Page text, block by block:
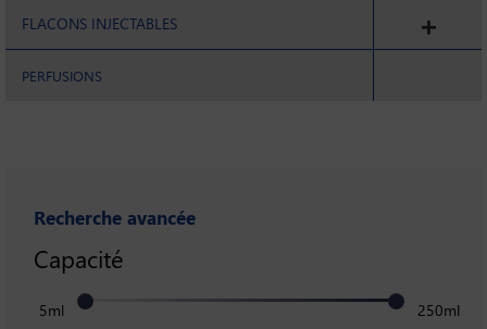
FLACONS INJECTABLES
PERFUSIONS
Recherche avancée
5ml
Capacité
250ml